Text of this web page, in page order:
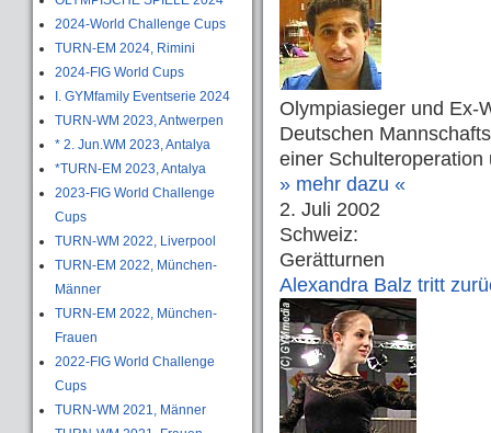
2024-World Challenge Cups
TURN-EM 2024, Rimini
2024-FIG World Cups
I. GYMfamily Eventserie 2024
TURN-WM 2023, Antwerpen
* 2. Jun.WM 2023, Antalya
*TURN-EM 2023, Antalya
2023-FIG World Challenge
Cups
TURN-WM 2022, Liverpool
TURN-EM 2022, München-
Männer
TURN-EM 2022, München-
Frauen
2022-FIG World Challenge
Cups
TURN-WM 2021, Männer
Olympiasieger und Ex-
Deutschen
einer Schulteroperation
» mehr dazu «
2. Juli 2002
Schweiz:
Gerätturnen
Alexandra Balz tritt